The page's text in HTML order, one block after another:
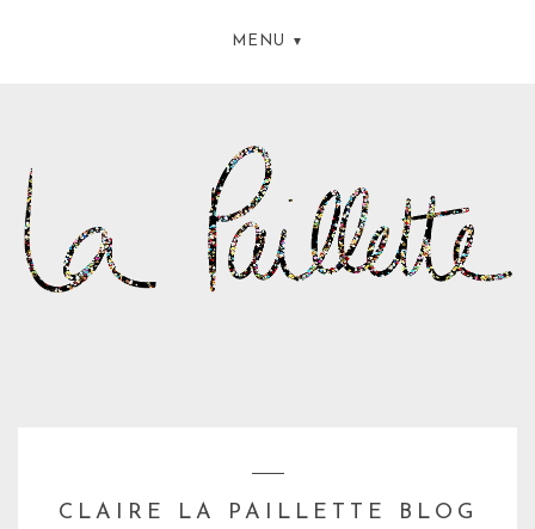
MENU
CLAIRE LA PAILLETTE BLOG